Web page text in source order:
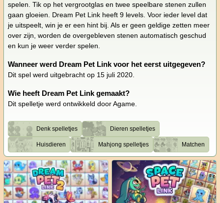
spelen. Tik op het vergrootglas en twee speelbare stenen zullen
gaan gloeien. Dream Pet Link heeft 9 levels. Voor ieder level dat
je uitspeelt, win je er een hint bij. Als er geen geldige zetten meer
over zijn, worden de overgebleven stenen automatisch geschud
en kun je weer verder spelen.
Wanneer werd Dream Pet Link voor het eerst uitgegeven?
Dit spel werd uitgebracht op 15 juli 2020.
Wie heeft Dream Pet Link gemaakt?
Dit spelletje werd ontwikkeld door Agame.
Denk spelletjes Dieren spelletjes
Huisdieren Mahjong spelletjes Matchen